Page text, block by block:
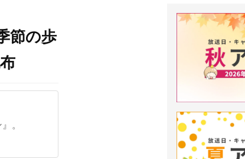
節の歩
。